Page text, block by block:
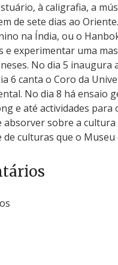
à caligrafia, a
de sete dias ao
na Índia, ou o
e experimentar uma
No dia 5 inaugura
6 canta o Coro da
No dia 8 há ensaio
e até actividades para
absorver sobre a
de culturas que o